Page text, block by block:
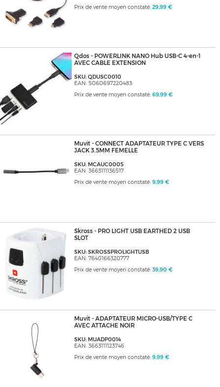
Prix de vente moyen constaté: 29,99 €
Qdos - POWERLINK NANO Hub USB-C 4-en-1
AVEC CABLE EXTENSION
SKU: QDUSC0010
EAN: 5060697220483
Prix de vente moyen constaté: 69,99 €
Muvit - CONNECT ADAPTATEUR TYPE C VERS
JACK 3.5MM FEMELLE
SKU: MCAUC0005
EAN: 3663111136517
Prix de vente moyen constaté: 9,99 €
Skross - PRO LIGHT USB EARTHED 2 USB
SLOT
SKU: SKROSSPROLIGHTUSB
EAN: 7640166320777
Prix de vente moyen constaté: 39,90 €
Muvit - ADAPTATEUR MICRO-USB/TYPE C
AVEC ATTACHE NOIR
SKU: MUADP0014
EAN: 3663111123746
Prix de vente moyen constaté: 9,99 €